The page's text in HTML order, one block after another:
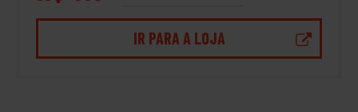
IR PARA A LOJA